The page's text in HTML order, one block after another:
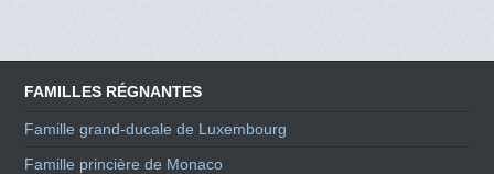
FAMILLES RÉGNANTES
Famille grand-ducale de Luxembourg
Famille princière de Monaco